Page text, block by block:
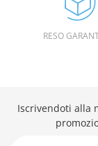
RESO
Iscrivendoti alla